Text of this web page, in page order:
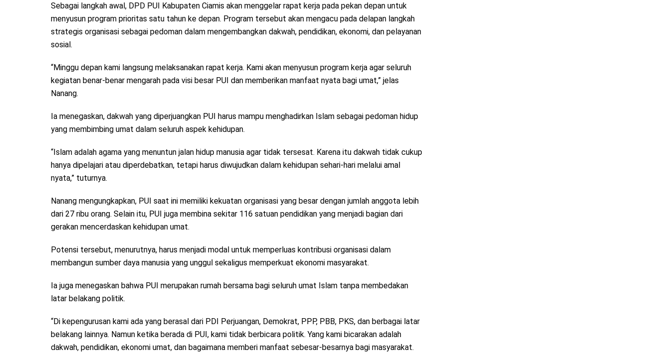
Sebagai langkah awal, DPD PUI Kabupaten Ciamis akan menggelar rapat kerja pada pekan depan untuk
menyusun program prioritas satu tahun ke depan. Program tersebut akan mengacu pada delapan langkah
strategis organisasi sebagai pedoman dalam mengembangkan dakwah, pendidikan, ekonomi, dan pelayanan
sosial.
“Minggu depan kami langsung melaksanakan rapat kerja. Kami akan menyusun program kerja agar seluruh
kegiatan benar-benar mengarah pada visi besar PUI dan memberikan manfaat nyata bagi umat,” jelas
Nanang.
Ia menegaskan, dakwah yang diperjuangkan PUI harus mampu menghadirkan Islam sebagai pedoman hidup
yang membimbing umat dalam seluruh aspek kehidupan.
“Islam adalah agama yang menuntun jalan hidup manusia agar tidak tersesat. Karena itu dakwah tidak cukup
hanya dipelajari atau diperdebatkan, tetapi harus diwujudkan dalam kehidupan sehari-hari melalui amal
nyata,” tuturnya.
Nanang mengungkapkan, PUI saat ini memiliki kekuatan organisasi yang besar dengan jumlah anggota lebih
dari 27 ribu orang. Selain itu, PUI juga membina sekitar 116 satuan pendidikan yang menjadi bagian dari
gerakan mencerdaskan kehidupan umat.
Potensi tersebut, menurutnya, harus menjadi modal untuk memperluas kontribusi organisasi dalam
membangun sumber daya manusia yang unggul sekaligus memperkuat ekonomi masyarakat.
Ia juga menegaskan bahwa PUI merupakan rumah bersama bagi seluruh umat Islam tanpa membedakan
latar belakang politik.
“Di kepengurusan kami ada yang berasal dari PDI Perjuangan, Demokrat, PPP, PBB, PKS, dan berbagai latar
belakang lainnya. Namun ketika berada di PUI, kami tidak berbicara politik. Yang kami bicarakan adalah
dakwah, pendidikan, ekonomi umat, dan bagaimana memberi manfaat sebesar-besarnya bagi masyarakat.